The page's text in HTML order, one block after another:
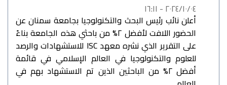
٢٠٢٤/١٠/٠٤ - ١٦:١١
أعلن نائب رئيس البحث والتكنولوجيا بجامعة سمنان عن
الحضور اللافت لأفضل ٢% من باحثي هذه الجامعة بناءً
على التقرير الذي نشره معهد ISC للاستشهادات والرصد
للعلوم والتكنولوجيا في العالم الإسلامي في قائمة
أفضل ٢% من الباحثين الذين تم الاستشهاد بهم في